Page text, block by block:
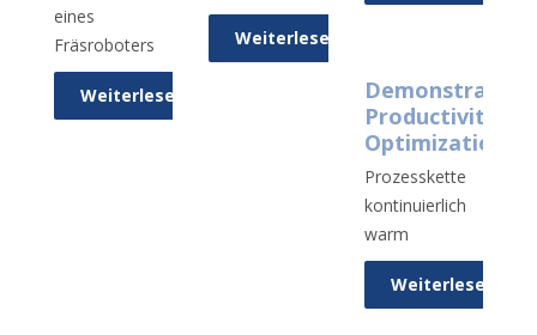
eines
Fräsroboters
Weiterlesen
Weiterlesen
Demonstrator
Productivity
Optimization
Prozesskette
kontinuierlich
warm
Weiterlesen